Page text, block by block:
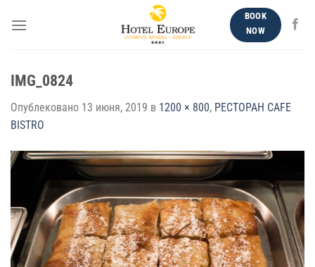
BOOK
NOW
IMG_0824
Опублековано 13 июня, 2019 в 1200 × 800, РЕСТОРАН CAFE
BISTRO